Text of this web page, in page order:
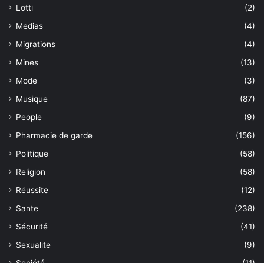
Lotti
(2)
Medias
(4)
Migrations
(4)
Mines
(13)
Mode
(3)
Musique
(87)
People
(9)
Pharmacie de garde
(156)
Politique
(58)
Religion
(58)
Réussite
(12)
Sante
(238)
Sécurité
(41)
Sexualite
(9)